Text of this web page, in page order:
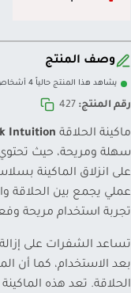
وصف المنتج
يشاهد هذا المنتج حالياً 4 أشخاص
رقم المنتج: 427
ماكينة الحلاقة Intuition
سهلة ومريحة، حيث
على انزلاق الماكينة
عملي يجمع بين الحلاقة
تجربة استخدام مريحة
تساعد الشفرات على
بعد الاستخدام، كما أن
الحلاقة. تعد هذه